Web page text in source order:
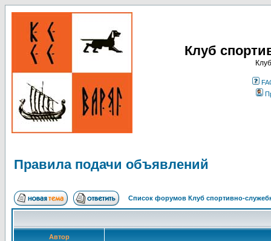
Клуб
Правила подачи объявлений
Список форумов Клуб спортивно-
Автор